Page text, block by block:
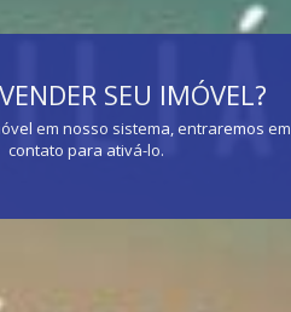
SEU IMÓVEL?
em nosso sistema, entraremos em
contato para ativá-lo.